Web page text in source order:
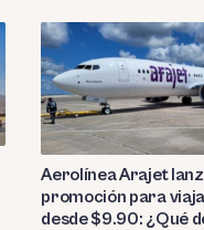
Aerolínea Arajet
promoción para
desde $9.90: ¿Qué